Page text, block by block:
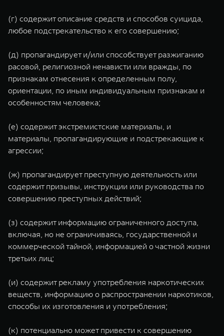
(г) содержит описание средств и способов суицида,
любое подстрекательство к его совершению;
(д) пропагандирует и/или способствует разжиганию
расовой, религиозной ненависти или вражды, по
признакам отнесения к определенным полу,
ориентации, по иным индивидуальным признакам и
особенностям человека;
(е) содержит экстремистские материалы, и
материалы, пропагандирующие и подстрекающие к
агрессии;
(ж) пропагандирует преступную деятельность или
содержит призывы, инструкции или руководства по
совершению преступных действий;
(з) содержит информацию ограниченного доступа,
включая, но не ограничиваясь, государственной и
коммерческой тайной, информацией о частной жизни
третьих лиц;
(и) содержит рекламу употребления наркотических
веществ, информацию о распространении наркотиков,
способы их изготовления и употребления;
(к) потенциально может привести к совершению